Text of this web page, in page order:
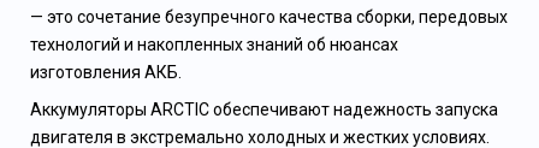
— это сочетание безупречного качества сборки, передовых
технологий и накопленных знаний об нюансах
изготовления АКБ.
Аккумуляторы ARCTIC обеспечивают надежность запуска
двигателя в экстремально холодных и жестких условиях.